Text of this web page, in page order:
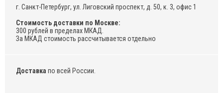
г. Санкт-Петербург, ул. Лиговский проспект, д. 50, к. 3, офис 1
Стоимость доставки по Москве:
300 рублей в пределах МКАД.
За МКАД стоимость рассчитывается отдельно
Доставка по всей России.